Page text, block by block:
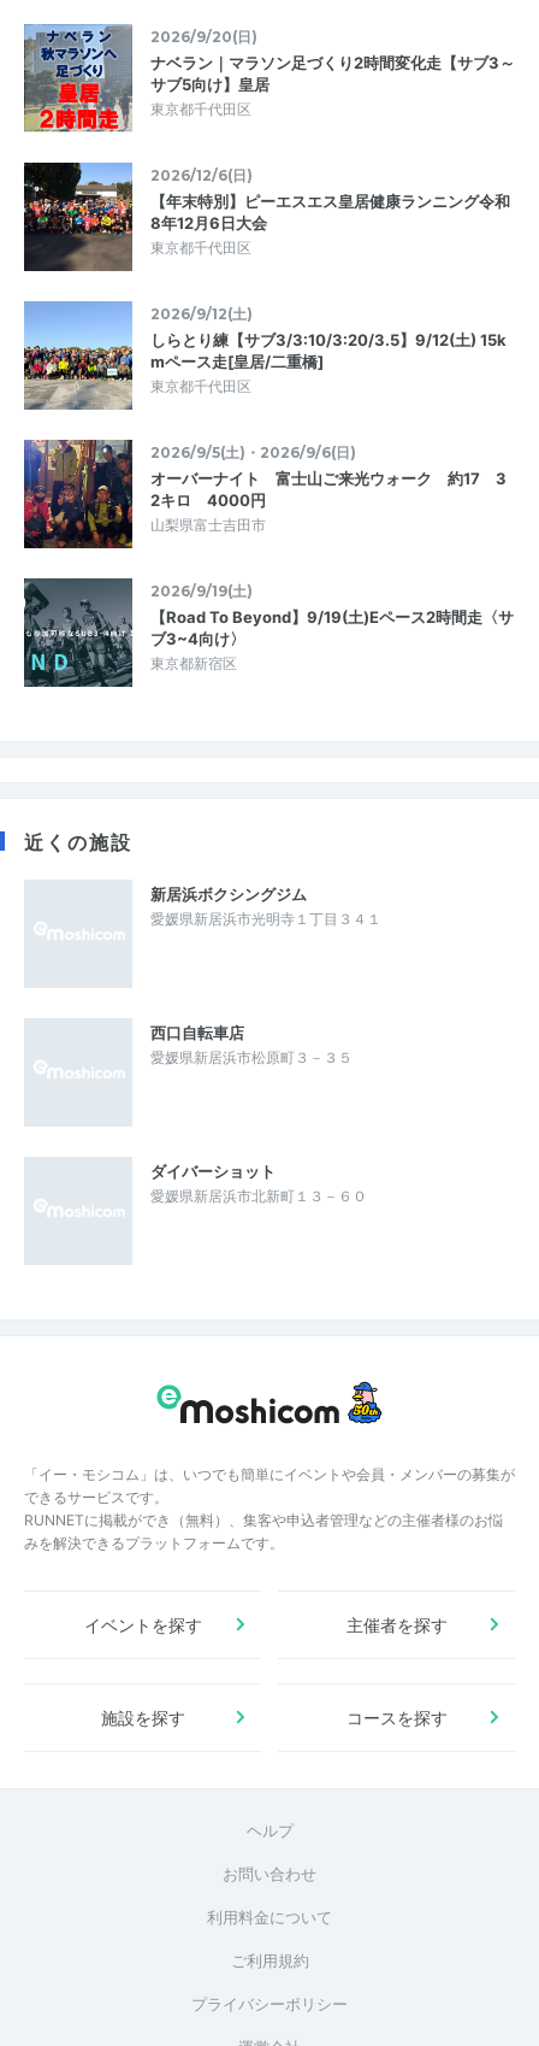
2026/9/20(日)
ナベラン｜マラソン足づくり2時間変化走【サブ3～
サブ5向け】皇居
東京都千代田区
2026/12/6(日)
【年末特別】ピーエスエス皇居健康ランニング令和
8年12月6日大会
東京都千代田区
2026/9/12(土)
しらとり練【サブ3/3:10/3:20/3.5】9/12(土) 15k
mペース走[皇居/二重橋]
東京都千代田区
2026/9/5(土)・2026/9/6(日)
オーバーナイト 富士山ご来光ウォーク 約17 3
2キロ 4000円
山梨県富士吉田市
2026/9/19(土)
【Road To Beyond】9/19(土)Eペース2時間走〈サ
ブ3~4向け〉
東京都新宿区
近くの施設
新居浜ボクシングジム
愛媛県新居浜市光明寺１丁目３４１
西口自転車店
愛媛県新居浜市松原町３－３５
ダイバーショット
愛媛県新居浜市北新町１３－６０
「イー・モシコム」は、いつでも簡単にイベントや会員・メンバーの募集が
できるサービスです。
RUNNETに掲載ができ（無料）、集客や申込者管理などの主催者様のお悩
みを解決できるプラットフォームです。
イベントを探す 主催者を探す
施設を探す コースを探す
ヘルプ
お問い合わせ
利用料金について
ご利用規約
プライバシーポリシー